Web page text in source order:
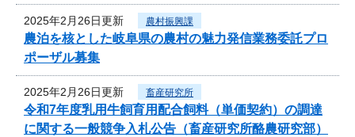
2025年2月26日更新 農村振興課
農泊を核とした岐阜県の農村の魅力発信業務委託プロ
ポーザル募集
2025年2月26日更新 畜産研究所
令和7年度乳用牛飼育用配合飼料（単価契約）の調達
に関する一般競争入札公告（畜産研究所酪農研究部）